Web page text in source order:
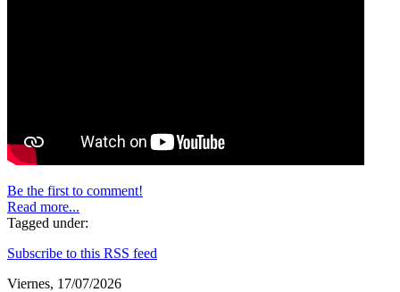
Be the first to comment!
Read more...
Tagged under:
Subscribe to this RSS feed
Viernes, 17/07/2026